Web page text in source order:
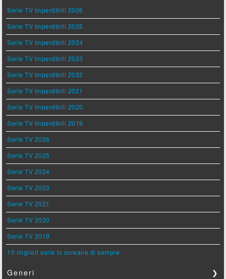
Serie TV imperdibili 2026
Serie TV imperdibili 2025
Serie TV imperdibili 2024
Serie TV imperdibili 2023
Serie TV imperdibili 2022
Serie TV imperdibili 2021
Serie TV imperdibili 2020
Serie TV imperdibili 2019
Serie TV 2026
Serie TV 2025
Serie TV 2024
Serie TV 2023
Serie TV 2021
Serie TV 2020
Serie TV 2019
10 migliori serie tv coreane di sempre
Generi ❯